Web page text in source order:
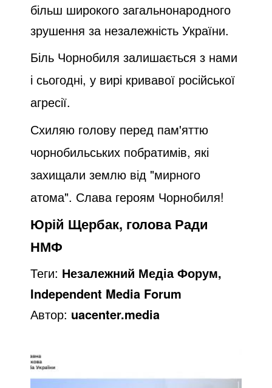
більш широкого загальнонародного
зрушення за незалежність України.
Біль Чорнобиля залишається з нами
і сьогодні, у вирі кривавої російської
агресії.
Схиляю голову перед пам'яттю
чорнобильських побратимів, які
захищали землю від "мирного
атома". Слава героям Чорнобиля!
Юрій Щербак, голова Ради
НМФ
Теги: Незалежний Медіа Форум,
Independent Media Forum
Автор: uacenter.media